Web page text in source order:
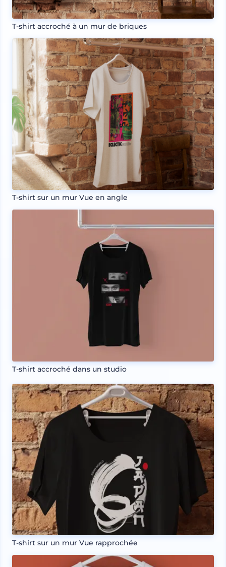
T-shirt accroché à un mur de briques
T-shirt sur un mur Vue en angle
T-shirt accroché dans un studio
T-shirt sur un mur Vue rapprochée